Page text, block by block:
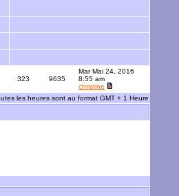
323 9635
Mar Mai 24, 2016
8:55 am
christine
les heures sont au format GMT + 1 Heure